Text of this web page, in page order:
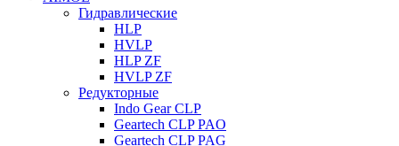
Гидравлические
HLP
HVLP
HLP ZF
HVLP ZF
Редукторные
Indo Gear CLP
Geartech CLP PAO
Geartech CLP PAG